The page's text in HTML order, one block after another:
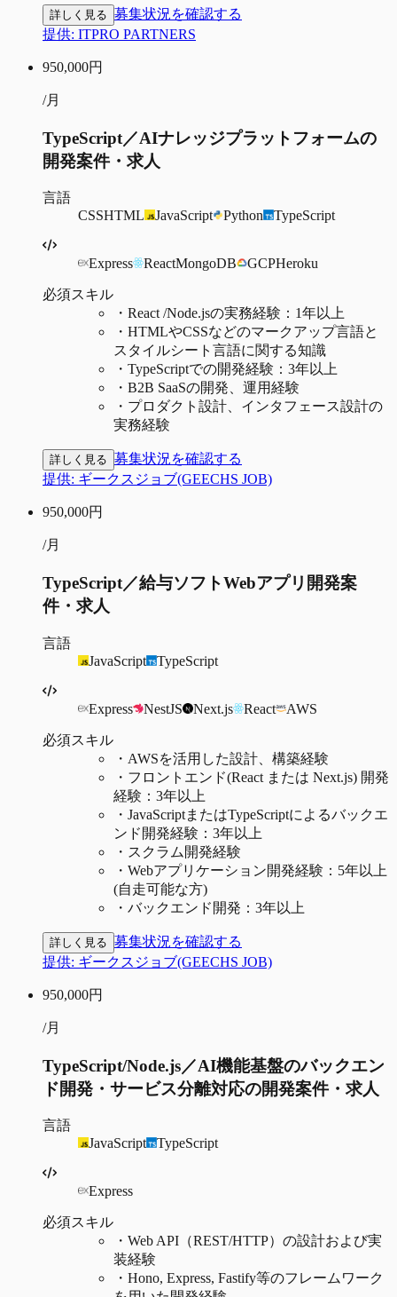
詳しく見る 募集状況を確認する
提供: ITPRO PARTNERS
950,000円
/月
TypeScript／AIナレッジプラットフォームの
開発案件・求人
言語
CSSHTML JavaScript Python TypeScript
Express ReactMongoDB GCPHeroku
必須スキル
・ React /Node.jsの実務経験：1年以上
・ HTMLやCSSなどのマークアップ言語と
スタイルシート言語に関する知識
・ TypeScriptでの開発経験：3年以上
・ B2B SaaSの開発、運用経験
・ プロダクト設計、インタフェース設計の
実務経験
詳しく見る 募集状況を確認する
提供: ギークスジョブ(GEECHS JOB)
950,000円
/月
TypeScript／給与ソフトWebアプリ開発案
件・求人
言語
JavaScript
TypeScript
Express NestJS Next.js React AWS
必須スキル
・ AWSを活用した設計、構築経験
・ フロントエンド(React または Next.js) 開発
経験：3年以上
・ JavaScriptまたはTypeScriptによるバックエ
ンド開発経験：3年以上
・ スクラム開発経験
・ Webアプリケーション開発経験：5年以上
(自走可能な方)
・ バックエンド開発：3年以上
詳しく見る 募集状況を確認する
提供: ギークスジョブ(GEECHS JOB)
950,000円
/月
TypeScript/Node.js／AI機能基盤のバックエン
ド開発・サービス分離対応の開発案件・求人
言語
JavaScript
TypeScript
Express
必須スキル
・ Web API（REST/HTTP）の設計および実
装経験
・ Hono, Express, Fastify等のフレームワーク